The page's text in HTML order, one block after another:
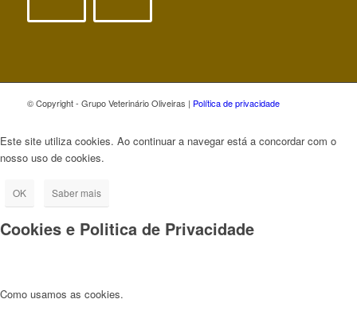
© Copyright - Grupo Veterinário Oliveiras | Política de privacidade
Este site utiliza cookies. Ao continuar a navegar está a concordar com o
nosso uso de cookies.
OK Saber mais
Cookies e Politica de Privacidade
Como usamos as cookies.